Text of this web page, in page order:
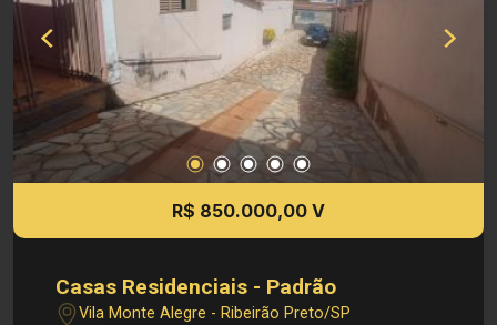
valores, dados e disponibilidade de meus
imóveis, sem aviso prévio!
R$ 850.000,00 V
Casas Residenciais - Padrão
Vila Monte Alegre - Ribeirão Preto/SP